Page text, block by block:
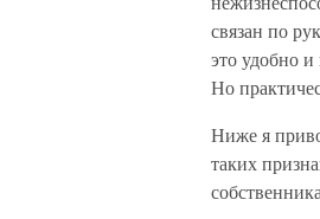
связан по
это удобно
Но
Ниже я
таких